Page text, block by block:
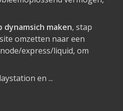
dynamsich maken, stap
omzetten naar een
express/liquid, om
en ...